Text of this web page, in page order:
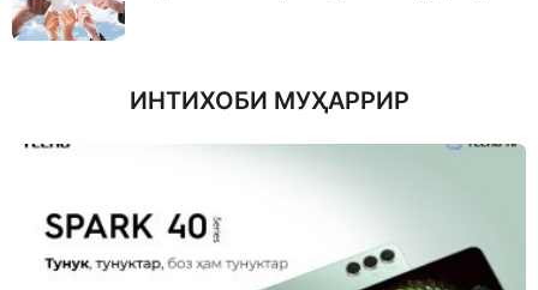
ИНТИХОБИ МУҲАРРИР